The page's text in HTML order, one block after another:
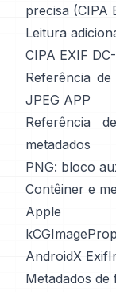
precisa (CIPA
Leitura
CIPA EXIF
Referência
JPEG APP
Referência
metadados
PNG: bloco
Contêiner e
Apple
AndroidX
Metadados de